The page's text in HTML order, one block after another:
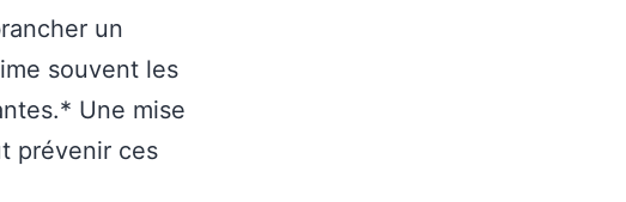
un
souvent les
Une mise
prévenir ces